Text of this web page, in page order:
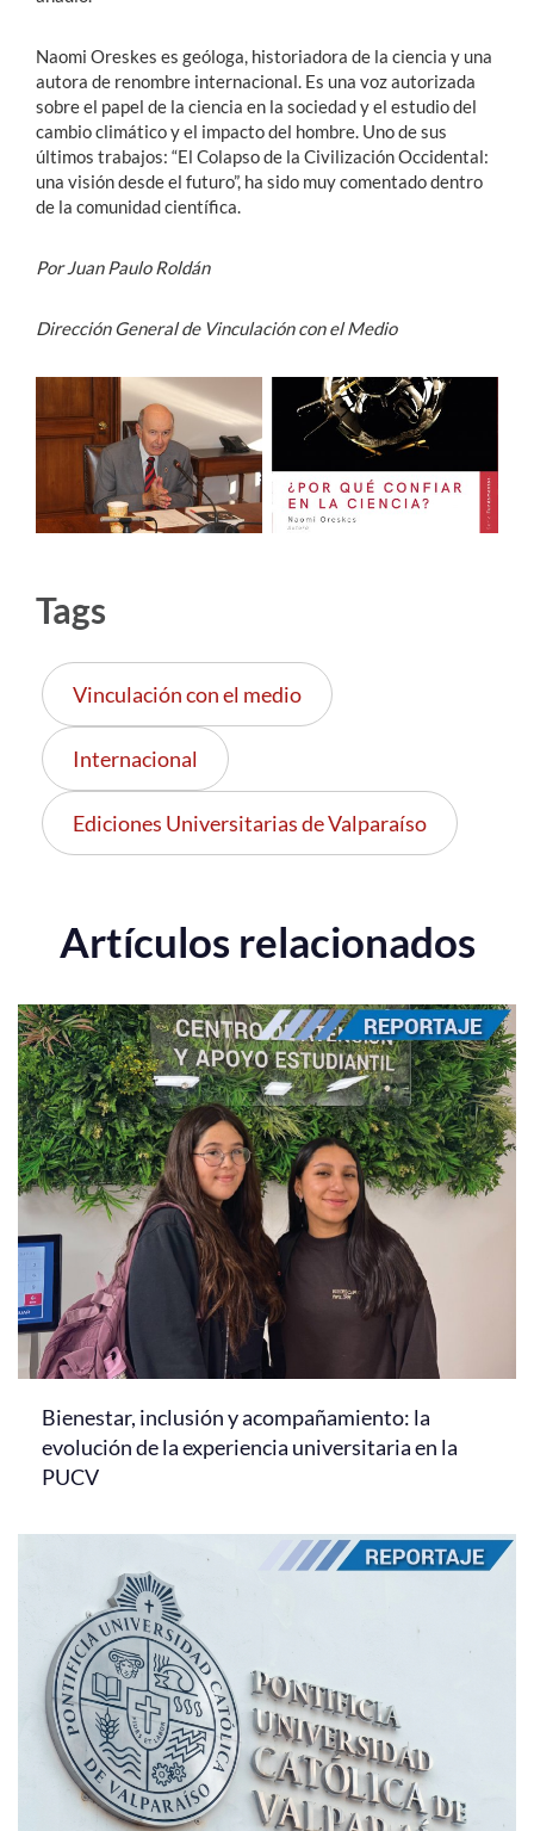
Naomi Oreskes es geóloga, historiadora de la ciencia y una
autora de renombre internacional. Es una voz autorizada
sobre el papel de la ciencia en la sociedad y el estudio del
cambio climático y el impacto del hombre. Uno de sus
últimos trabajos: “El Colapso de la Civilización Occidental:
una visión desde el futuro”, ha sido muy comentado dentro
de la comunidad científica.
Por Juan Paulo Roldán
Dirección General de Vinculación con el Medio
Tags
Vinculación con el medio
Internacional
Ediciones Universitarias de Valparaíso
Artículos relacionados
Bienestar, inclusión y acompañamiento: la
evolución de la experiencia universitaria en la
PUCV